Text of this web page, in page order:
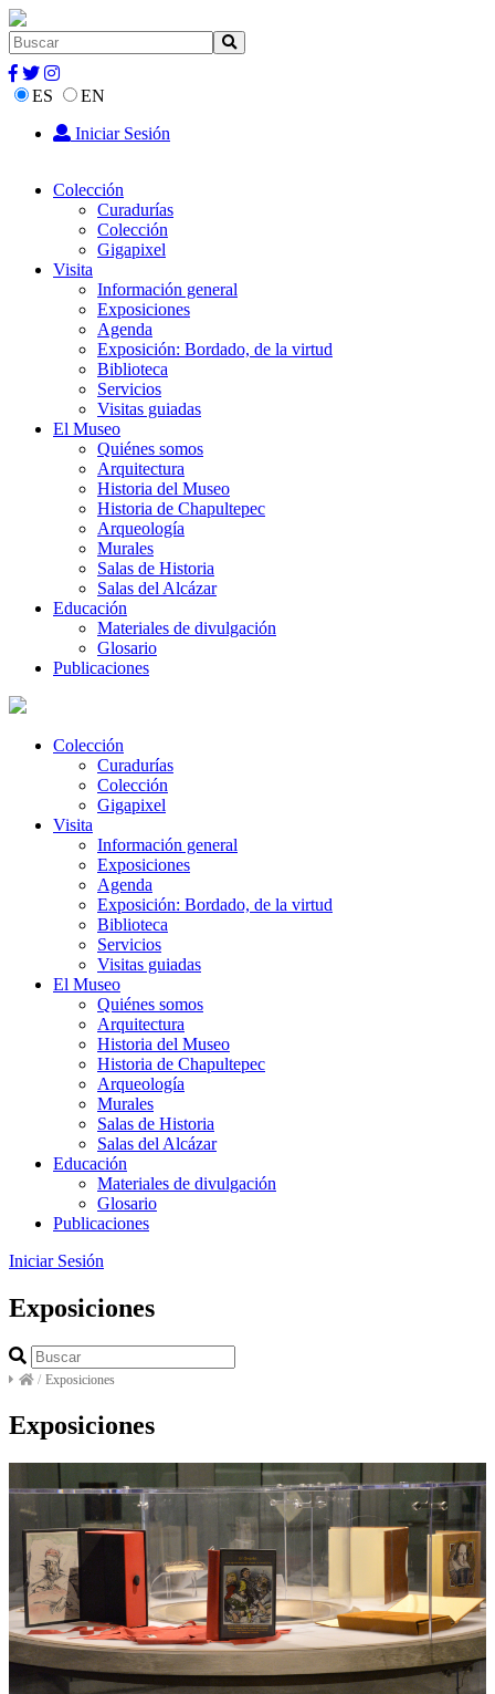
ES
EN
Iniciar Sesión
Colección
Curadurías
Colección
Gigapixel
Visita
Información general
Exposiciones
Agenda
Exposición: Bordado, de la virtud
Biblioteca
Servicios
Visitas guiadas
El Museo
Quiénes somos
Arquitectura
Historia del Museo
Historia de Chapultepec
Arqueología
Murales
Salas de Historia
Salas del Alcázar
Educación
Materiales de divulgación
Glosario
Publicaciones
Colección
Curadurías
Colección
Gigapixel
Visita
Información general
Exposiciones
Agenda
Exposición: Bordado, de la virtud
Biblioteca
Servicios
Visitas guiadas
El Museo
Quiénes somos
Arquitectura
Historia del Museo
Historia de Chapultepec
Arqueología
Murales
Salas de Historia
Salas del Alcázar
Educación
Materiales de divulgación
Glosario
Publicaciones
Iniciar Sesión
Exposiciones
/ Exposiciones
Exposiciones